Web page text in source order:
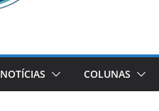
NOTÍCIAS COLUNAS